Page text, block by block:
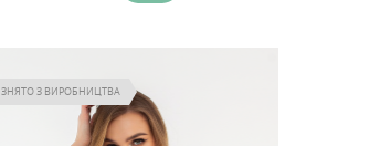
ЗНЯТО З ВИРОБНИЦТВА